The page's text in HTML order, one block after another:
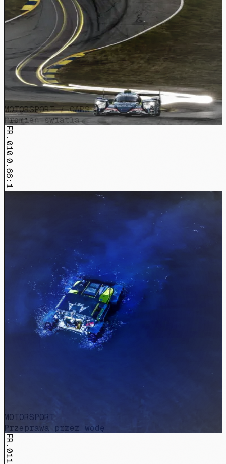
MOTORSPORT / CARS
Promień światła
FR.010
0.66:1
MOTORSPORT
Przeprawa przez wodę
FR.011